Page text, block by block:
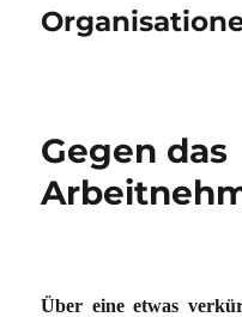
Gegen das
Über eine etwas